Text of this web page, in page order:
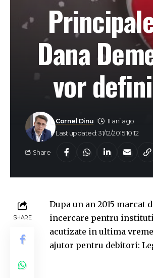
Dana
vor
Last updated: 31/12/2015 10:12
Cornel Dinu 11 ani ago
Share
SHARE
Dupa un an 2015
incercare pentru
acutizate in ultima
ajutor pentru debitori: